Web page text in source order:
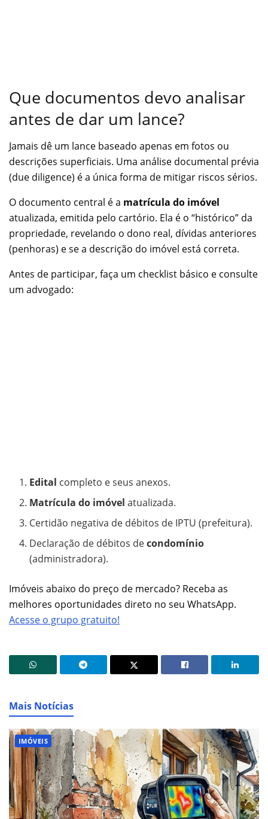
Que documentos devo analisar
antes de dar um lance?
Jamais dê um lance baseado apenas em fotos ou
descrições superficiais. Uma análise documental prévia
(due diligence) é a única forma de mitigar riscos sérios.
O documento central é a matrícula do imóvel
atualizada, emitida pelo cartório. Ela é o “histórico” da
propriedade, revelando o dono real, dívidas anteriores
(penhoras) e se a descrição do imóvel está correta.
Antes de participar, faça um checklist básico e consulte
um advogado:
Edital completo e seus anexos.
Matrícula do imóvel atualizada.
Certidão negativa de débitos de IPTU (prefeitura).
Declaração de débitos decondomínio
(administradora).
Imóveis abaixo do preço de mercado? Receba as
melhores oportunidades direto no seu WhatsApp.
Acesse o grupo gratuito!
Mais Notícias
IMÓVEIS